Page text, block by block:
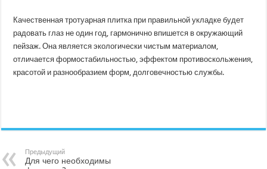
Качественная тротуарная плитка при правильной укладке будет
радовать глаз не один год, гармонично впишется в окружающий
пейзаж. Она является экологически чистым материалом,
отличается формостабильностью, эффектом противоскольжения,
красотой и разнообразием форм, долговечностью службы.
Предыдущий
Для чего необходимы